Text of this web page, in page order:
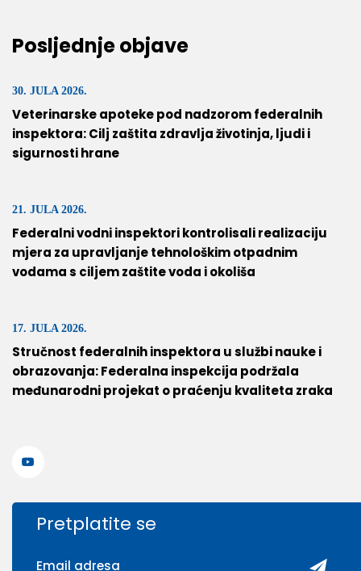
Posljednje objave
30. JULA 2026.
Veterinarske apoteke pod nadzorom federalnih
inspektora: Cilj zaštita zdravlja životinja, ljudi i
sigurnosti hrane
21. JULA 2026.
Federalni vodni inspektori kontrolisali realizaciju
mjera za upravljanje tehnološkim otpadnim
vodama s ciljem zaštite voda i okoliša
17. JULA 2026.
Stručnost federalnih inspektora u službi nauke i
obrazovanja: Federalna inspekcija podržala
međunarodni projekat o praćenju kvaliteta zraka
Pretplatite se